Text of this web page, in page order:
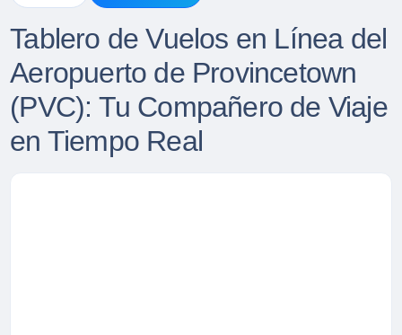
Tablero de Vuelos en Línea del
Aeropuerto de Provincetown
(PVC): Tu Compañero de Viaje
en Tiempo Real